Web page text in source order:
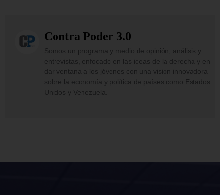
Contra Poder 3.0
Somos un programa y medio de opinión, análisis y
entrevistas, enfocado en las ideas de la derecha y en
dar ventana a los jóvenes con una visión innovadora
sobre la economía y política de países como Estados
Unidos y Venezuela.